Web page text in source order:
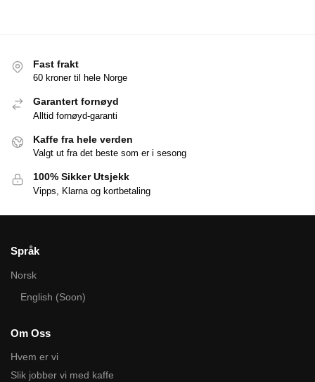
Fast frakt
60 kroner til hele Norge
Garantert fornøyd
Alltid fornøyd-garanti
Kaffe fra hele verden
Valgt ut fra det beste som er i sesong
100% Sikker Utsjekk
Vipps, Klarna og kortbetaling
Språk
Norsk
English (Soon)
Om Oss
Hvem er vi
Slik jobber vi med kaffe